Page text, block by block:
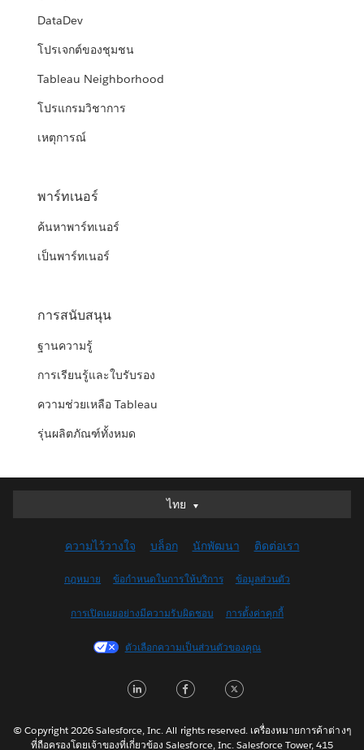
DataDev
โปรเจกต์ของชุมชน
Tableau Neighborhood
โปรแกรมวิชาการ
เหตุการณ์
พาร์ทเนอร์
ค้นหาพาร์ทเนอร์
เป็นพาร์ทเนอร์
การสนับสนุน
ฐานความรู้
การเรียนรู้และใบรับรอง
ความช่วยเหลือ Tableau
รุ่นผลิตภัณฑ์ทั้งหมด
ไทย
Deutsch
English (US)
Español
Français (France)
Italiano
한국어
Português
ความไว้วางใจ บล็อก นักพัฒนา ติดต่อเรา
กฎหมาย ข้อกำหนดในการให้บริการ ข้อมูลส่วนตัว
การเปิดเผยอย่างมีความรับผิดชอบ การตั้งค่าคุกกี้
ตัวเลือกความเป็นส่วนตัวของคุณ
LinkedInFacebook
© Copyright 2026 Salesforce, Inc. All rights reserved. เครื่องหมายการค้าต่างๆ
ที่ถือครองโดยเจ้าของที่เกี่ยวข้อง Salesforce, Inc. Salesforce Tower, 415